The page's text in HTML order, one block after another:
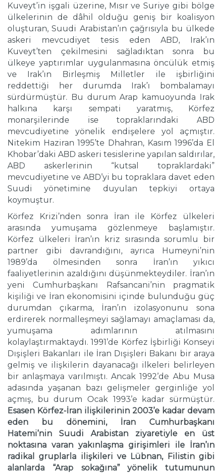
Kuveyt’in işgali üzerine, Mısır ve Suriye gibi bölge
ülkelerinin de dâhil olduğu geniş bir koalisyon
oluşturan, Suudi Arabistan’ın çağrısıyla bu ülkede
askeri mevcudiyet tesis eden ABD, Irak’ın
Kuveyt’ten çekilmesini sağladıktan sonra bu
ülkeye yaptırımlar uygulanmasına öncülük etmiş
ve Irak’ın Birleşmiş Milletler ile işbirliğini
reddettiği her durumda Irak’ı bombalamayı
sürdürmüştür. Bu durum Arap kamuoyunda Irak
halkına karşı sempati yaratmış, Körfez
monarşilerinde ise topraklarındaki ABD
mevcudiyetine yönelik endişelere yol açmıştır.
Nitekim Haziran 1995’te Dhahran, Kasım 1996’da El
Khobar’daki ABD askeri tesislerine yapılan saldırılar,
ABD askerlerinin “kutsal topraklardaki”
mevcudiyetine ve ABD’yi bu topraklara davet eden
Suudi yönetimine duyulan tepkiyi ortaya
koymuştur.
Körfez Krizi’nden sonra İran ile Körfez ülkeleri
arasında yumuşama gözlenmeye başlamıştır.
Körfez ülkeleri İran’ın kriz sırasında sorumlu bir
partner gibi davrandığını, ayrıca Humeyni’nin
1989’da ölmesinden sonra İran’ın yıkıcı
faaliyetlerinin azaldığını düşünmekteydiler. İran’ın
yeni Cumhurbaşkanı Rafsancani’nin pragmatik
kişiliği ve İran ekonomisini içinde bulunduğu güç
durumdan çıkarma, İran’ın izolasyonunu sona
erdirerek normalleşmeyi sağlamayı amaçlaması da,
yumuşama adımlarının atılmasını
kolaylaştırmaktaydı. 1991’de Körfez İşbirliği Konseyi
Dışişleri Bakanları ile İran Dışişleri Bakanı bir araya
gelmiş ve ilişkilerin dayanacağı ilkeleri belirleyen
bir anlaşmaya varılmıştı. Ancak 1992’de Abu Musa
adasında yaşanan bazı gelişmeler gerginliğe yol
açmış, bu durum Ocak 1993’e kadar sürmüştür.
Esasen Körfez-İran ilişkilerinin 2003’e kadar devam
eden bu dönemini, İran Cumhurbaşkanı
Hatemi’nin Suudi Arabistan ziyaretiyle en üst
noktasına varan yakınlaşma girişimleri ile İran’ın
radikal gruplarla ilişkileri ve Lübnan, Filistin gibi
alanlarda “Arap sokağına” yönelik tutumunun